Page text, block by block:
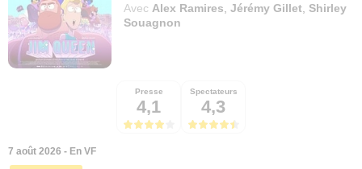
Avec Alex Ramires ,Jérémy Gillet ,Shirley
Souagnon
Presse
4,1
Spectateurs
4,3
7 août 2026 - En VF